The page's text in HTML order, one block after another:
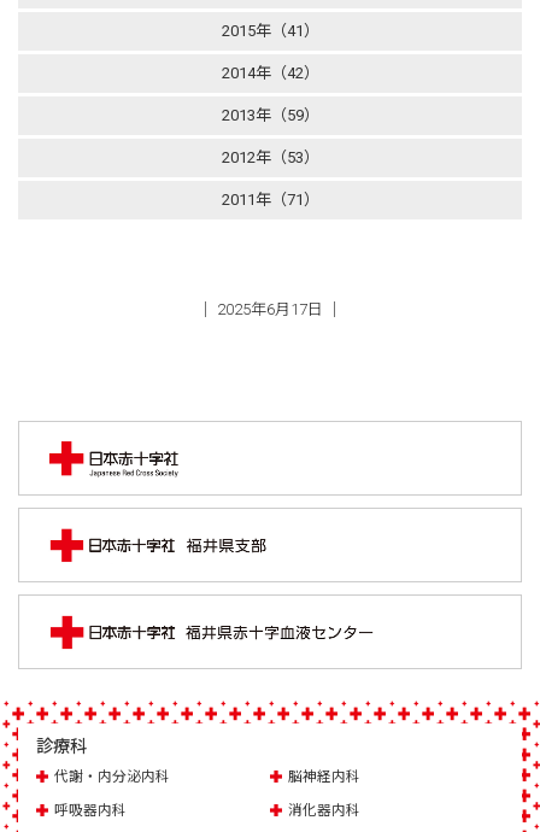
2015年（41）
2014年（42）
2013年（59）
2012年（53）
2011年（71）
│ 2025年6月17日 │
診療科
代謝・内分泌内科
脳神経内科
呼吸器内科
消化器内科